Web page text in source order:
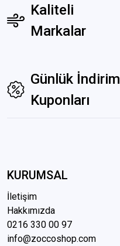
Kaliteli
Markalar
Günlük İndirim
Kuponları
KURUMSAL
İletişim
Hakkımızda
0216 330 00 97
info@zoccoshop.com